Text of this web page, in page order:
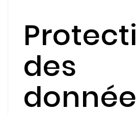
des